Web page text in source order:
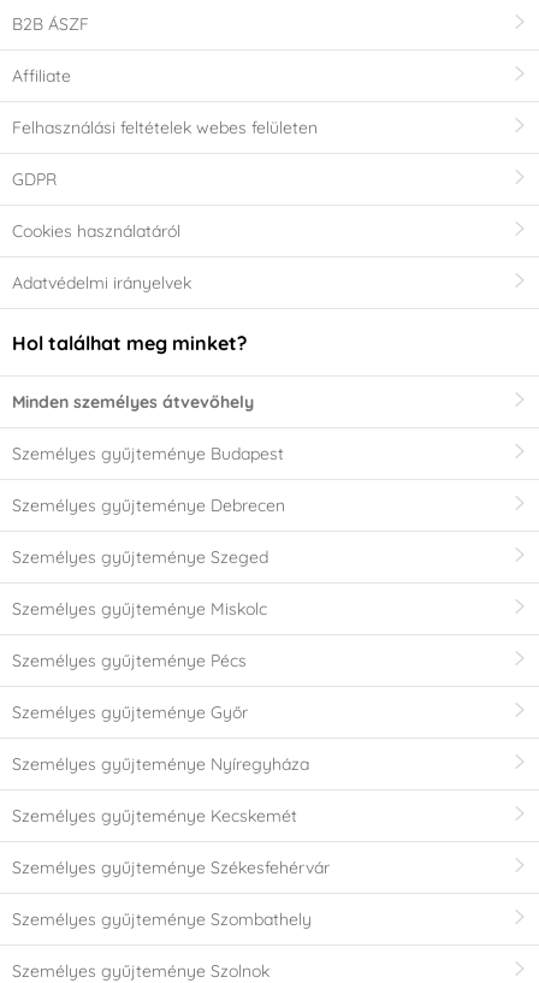
B2B ÁSZF
Affiliate
Felhasználási feltételek webes felületen
GDPR
Cookies használatáról
Adatvédelmi irányelvek
Hol találhat meg minket?
Minden személyes átvevőhely
Személyes gyűjteménye Budapest
Személyes gyűjteménye Debrecen
Személyes gyűjteménye Szeged
Személyes gyűjteménye Miskolc
Személyes gyűjteménye Pécs
Személyes gyűjteménye Győr
Személyes gyűjteménye Nyíregyháza
Személyes gyűjteménye Kecskemét
Személyes gyűjteménye Székesfehérvár
Személyes gyűjteménye Szombathely
Személyes gyűjteménye Szolnok